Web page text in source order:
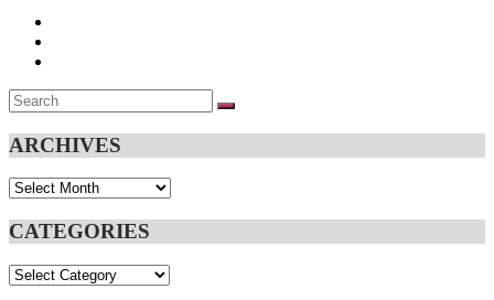
Search
for:
SEARCH
ARCHIVES
Archives
CATEGORIES
Categories